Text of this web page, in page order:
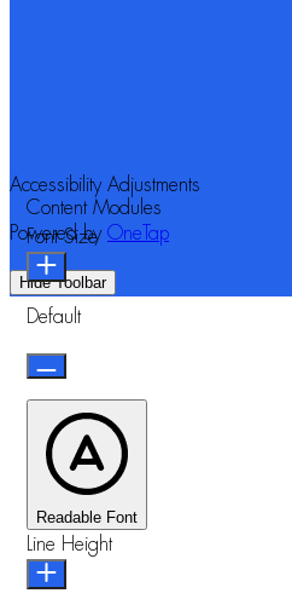
Accessibility Adjustments
Powered by OneTap
Hide Toolbar
Content Modules
Font Size
Default
Readable Font
Line Height